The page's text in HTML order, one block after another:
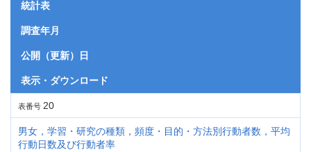
統計表
調査年月
公開（更新）日
表示・ダウンロード
表番号 20
男女，学習・研究の種類，頻度・目的・方法別行動者数，平均
行動日数及び行動者率